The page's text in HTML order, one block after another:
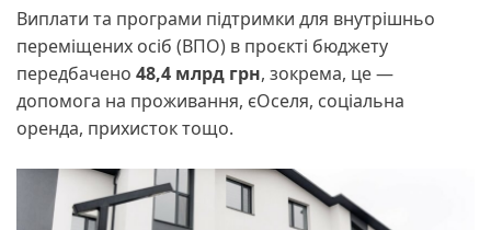
Виплати та програми підтримки для внутрішньо
переміщених осіб (ВПО) в проєкті бюджету
передбачено 48,4 млрд грн, зокрема, це —
допомога на проживання, єОселя, соціальна
оренда, прихисток тощо.